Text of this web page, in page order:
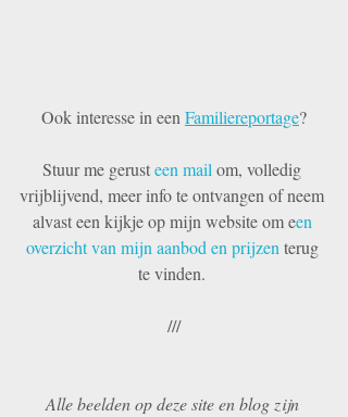
Ook interesse in een Familiereportage?
Stuur me gerust een mail om, volledig
vrijblijvend, meer info te ontvangen of neem
alvast een kijkje op mijn website om een
overzicht van mijn aanbod en prijzen terug
te vinden.
///
Alle beelden op deze site en blog zijn